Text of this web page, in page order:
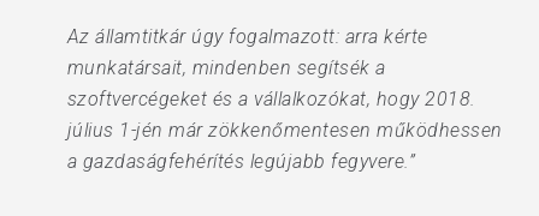
Az államtitkár úgy fogalmazott: arra kérte
munkatársait, mindenben segítsék a
szoftvercégeket és a vállalkozókat, hogy 2018.
július 1-jén már zökkenőmentesen működhessen
a gazdaságfehérítés legújabb fegyvere.”